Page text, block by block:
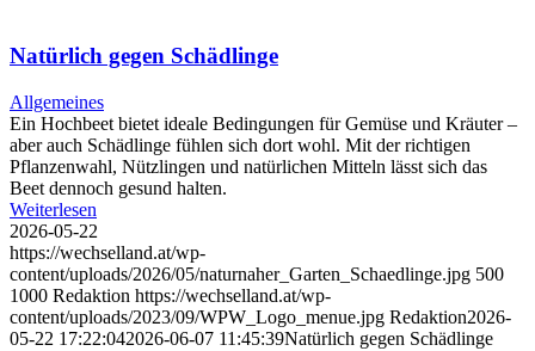
Natürlich gegen Schädlinge
Allgemeines
Ein Hochbeet bietet ideale Bedingungen für Gemüse und Kräuter –
aber auch Schädlinge fühlen sich dort wohl. Mit der richtigen
Pflanzenwahl, Nützlingen und natürlichen Mitteln lässt sich das
Beet dennoch gesund halten.
Weiterlesen
2026-05-22
https://wechselland.at/wp-
content/uploads/2026/05/naturnaher_Garten_Schaedlinge.jpg 500
1000 Redaktion https://wechselland.at/wp-
content/uploads/2023/09/WPW_Logo_menue.jpg Redaktion2026-
05-22 17:22:042026-06-07 11:45:39Natürlich gegen Schädlinge